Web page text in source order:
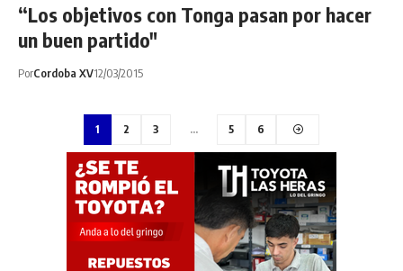
“Los objetivos con Tonga pasan por hacer
un buen partido"
PorCordoba XV12/03/2015
1 2 3 … 5 6